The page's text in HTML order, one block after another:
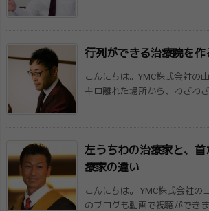
行列ができる治療院を作
こんにちは。YMC株式会社の
キロ離れた場所から、わざわざ
左うちわの治療家と、
療家​の違い
こんにちは。 YMC株式会社の
のブログも動画で視聴ができま